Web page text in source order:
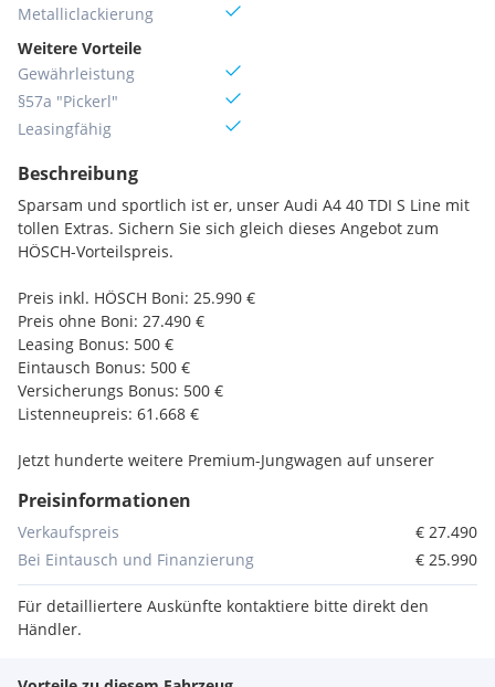
Metallic­lackierung
Weitere Vorteile
Gewährleistung
§57a "Pickerl"
Leasingfähig
Beschreibung
Sparsam und sportlich ist er, unser Audi A4 40 TDI S Line mit
tollen Extras. Sichern Sie sich gleich dieses Angebot zum
HÖSCH-Vorteilspreis.
Preis inkl. HÖSCH Boni: 25.990 €
Preis ohne Boni: 27.490 €
Leasing Bonus: 500 €
Eintausch Bonus: 500 €
Versicherungs Bonus: 500 €
Listenneupreis: 61.668 €
Jetzt hunderte weitere Premium-Jungwagen auf unserer
_____________________________________________________________________
______
• S Line Exterieur
Preisinformationen
Verkaufspreis
€ 27.490
Bei Eintausch und Finanzierung
€ 25.990
Für detailliertere Auskünfte kontaktiere bitte direkt den
Händler.